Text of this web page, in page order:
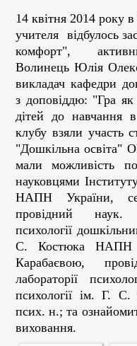
14 квітня 2014 року
учителя відбулось
комфорт",
Волинець Юлія
викладач кафедри
з доповіддю: "Гра як
дітей до навчання
клубу взяли участь
"Дошкільна освіта"
мали можливість
науковцями
НАПН України,
провідний наук.
психології
С. Костюка НАПН
Карабаєвою,
лабораторії
психології ім. Г.
псих. н.; та
виховання.